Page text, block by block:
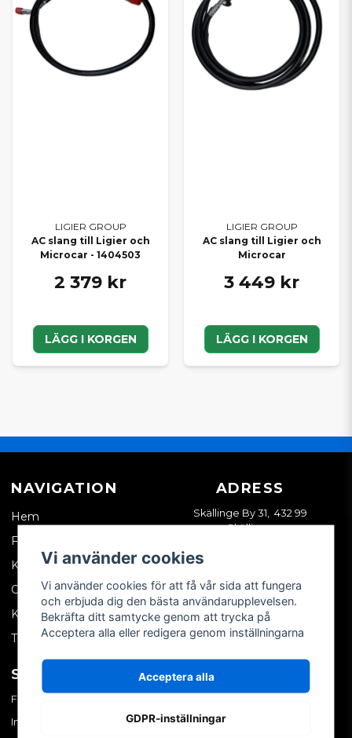
LIGIER GROUP
AC slang till Ligier och
Microcar - 1404503
2 379 kr
LÄGG I KORGEN
LIGIER GROUP
AC slang till Ligier och
Microcar
3 449 kr
LÄGG I KORGEN
NAVIGATION
Hem
Företagskund
Kontakta oss
Om oss
Köpvillkor
Tips & trix
ADRESS
Skällinge By 31, 432 99
Skällinge
SOCIALA MEDIER
Facebook
Instagram
MITT KONTO
Skapa konto
Vi använder cookies
Vi använder cookies för att få vår sida att fungera
och erbjuda dig den bästa användarupplevelsen.
Bekräfta ditt samtycke genom att trycka på
Acceptera alla eller redigera genom inställningarna
Acceptera alla
GDPR-inställningar